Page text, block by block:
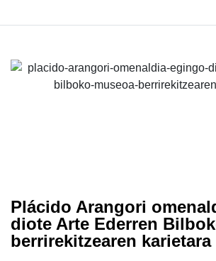
Plácido Arangori
diote Arte Ederren
berrirekitzearen karietara